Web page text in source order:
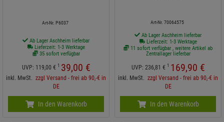
Art-Nr. P6037
Ab Lager Aschheim lieferbar
Lieferzeit: 1-3 Werktage
35 sofort verfügbar
UVP: 119, 00 € 1 39,00 €
inkl. MwSt. zzgl Versand - frei ab 90,-€ in
DE
In den Warenkorb
Art-Nr. 70064575
Ab Lager Aschheim lieferbar
Lieferzeit: 1-3 Werktage
11 sofort verfügbar , weitere Artikel ab
Zentrallager lieferbar
UVP: 236,81 € 1 169,90 €
inkl. MwSt. zzgl Versand - frei ab 90,-€ in
DE
In den Warenkorb